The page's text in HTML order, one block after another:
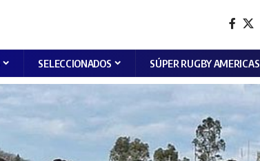
SELECCIONADOS SÚPER RUGBY AMERICAS